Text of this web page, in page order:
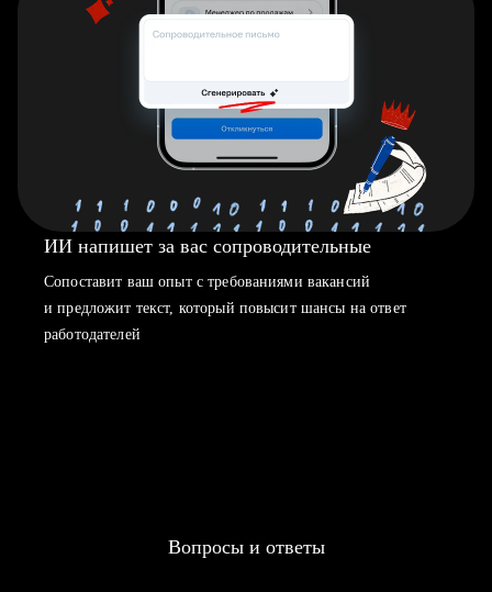
ИИ напишет за вас сопроводительные
Сопоставит ваш опыт с требованиями вакансий
и предложит текст, который повысит шансы на ответ
работодателей
Вопросы и ответы